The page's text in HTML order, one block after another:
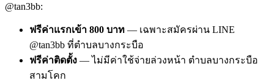
@tan3bb:
ฟรีค่าแรกเข้า 800 บาท — เฉพาะสมัครผ่าน LINE
@tan3bb ที่ตำบลบางกระบือ
ฟรีค่าติดตั้ง — ไม่มีค่าใช้จ่ายล่วงหน้า ตำบลบางกระบือ
สามโคก